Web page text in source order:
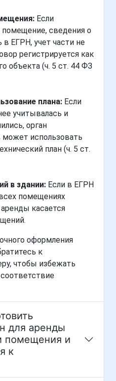
Если
помещение, сведения о
ЕГРН, учет части не
регистрируется как
объекта (ч. 5 ст. 44 ФЗ
плана: Если
учитывалась и
орган
может использовать
план (ч. 5 ст.
в здании: Если в ЕГРН
помещениях
касается
оформления
к
чтобы избежать
для аренды
помещения и
к